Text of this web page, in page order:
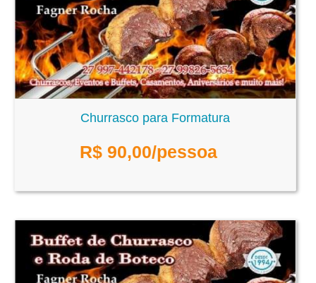
Churrasco para Formatura
R$ 90,00/pessoa